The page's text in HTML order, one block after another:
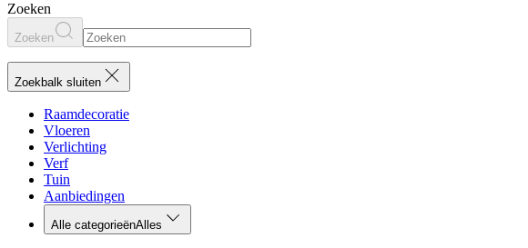
Zoeken
Zoeken
Zoekbalk sluiten
Raamdecoratie
Vloeren
Verlichting
Verf
Tuin
Aanbiedingen
Alle categorieënAlles